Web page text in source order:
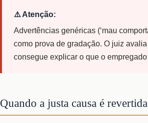
⚠️ Atenção:
Advertências genéricas (‘mau
como prova de gradação. O juiz
consegue explicar o que o
Quando a justa causa é